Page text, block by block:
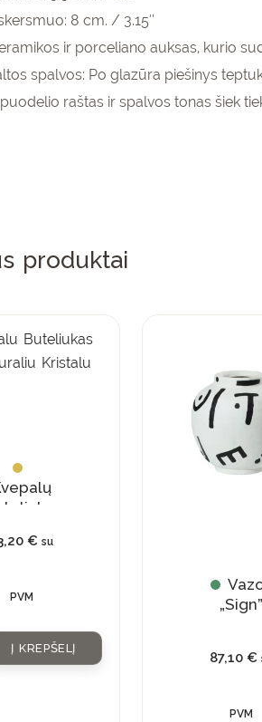
8 cm. / 3.15″
ir porceliano auksas, kurio
spalvos: Po glazūra piešinys
raštas ir spalvos tonas šiek
produktai
€ su
PVM
Į KREPŠELĮ
„Sign”
87,10 €
PVM